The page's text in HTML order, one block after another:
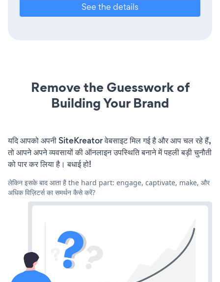
See the details
Remove the Guesswork of
Building Your Brand
यदि आपको अपनी SiteKreator वेबसाइट मिल गई है और आप चल रहे हैं,
तो आपने अपने व्यवसायों की ऑनलाइन उपस्थिति बनाने में पहली बड़ी चुनौती
को पार कर लिया है। बधाई हो!
लेकिन इसके बाद आता है the hard part: engage, captivate, make, और
अधिक विज़िटर्स का समर्थन कैसे करें?